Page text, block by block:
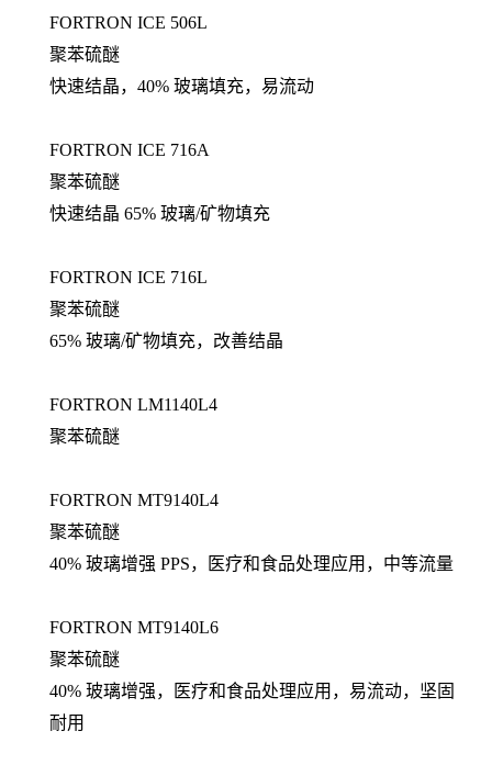
FORTRON ICE 506L
聚苯硫醚
快速结晶，40% 玻璃填充，易流动
FORTRON ICE 716A
聚苯硫醚
快速结晶 65% 玻璃/矿物填充
FORTRON ICE 716L
聚苯硫醚
65% 玻璃/矿物填充，改善结晶
FORTRON LM1140L4
聚苯硫醚
FORTRON MT9140L4
聚苯硫醚
40% 玻璃增强 PPS，医疗和食品处理应用，中等流量
FORTRON MT9140L6
聚苯硫醚
40% 玻璃增强，医疗和食品处理应用，易流动，坚固
耐用